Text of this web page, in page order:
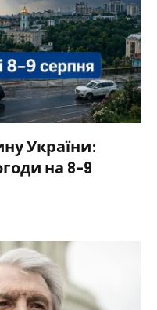
України:
на 8–9